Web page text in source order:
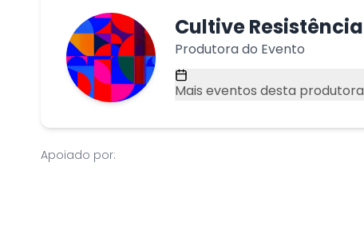
Cultive Resistência
Produtora do Evento
Mais eventos desta produtora
Apoiado por: